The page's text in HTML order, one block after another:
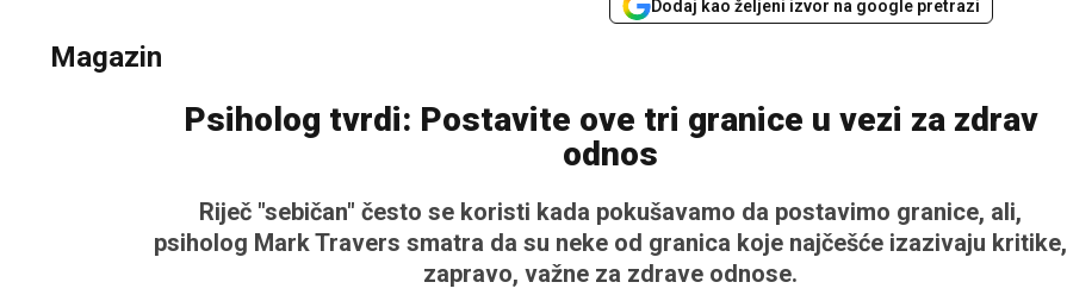
Dodaj kao željeni izvor na google pretrazi
Magazin
Psiholog tvrdi: Postavite ove tri granice u vezi za zdrav
odnos
Riječ "sebičan" često se koristi kada pokušavamo da postavimo granice, ali,
psiholog Mark Travers smatra da su neke od granica koje najčešće izazivaju kritike,
zapravo, važne za zdrave odnose.